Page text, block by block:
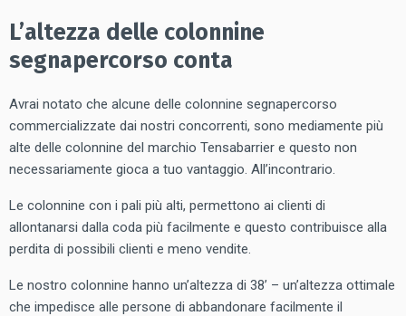
L’altezza delle colonnine
segnapercorso conta
Avrai notato che alcune delle colonnine segnapercorso
commercializzate dai nostri concorrenti, sono mediamente più
alte delle colonnine del marchio Tensabarrier e questo non
necessariamente gioca a tuo vantaggio. All’incontrario.
Le colonnine con i pali più alti, permettono ai clienti di
allontanarsi dalla coda più facilmente e questo contribuisce alla
perdita di possibili clienti e meno vendite.
Le nostro colonnine hanno un’altezza di 38’ – un’altezza ottimale
che impedisce alle persone di abbandonare facilmente il